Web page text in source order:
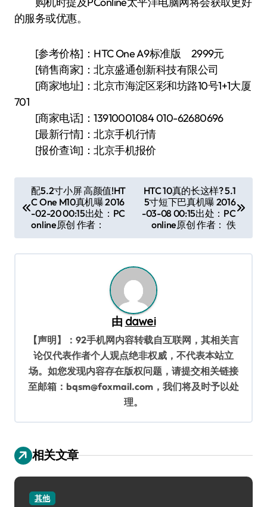
的服务或优惠。
[参考价格]：HTC One A9标准版 2999元
[销售商家]：北京盛通创新科技有限公司
[商家地址]：北京市海淀区彩和坊路10号1+1大厦
701
[商家电话]：13910001084 010-62680696
[最新行情]：北京手机行情
[报价查询]：北京手机报价
章
配5.2寸小屏 高颜值!HT
C One M10真机曝 2016
-02-20 00:15出处：PC
online原创 作者：
HTC 10真的长这样? 5.1
5寸短下巴真机曝 2016
-03-08 00:15出处：PC
online原创 作者： 佚
由 dawei
【声明】：92手机网内容转载自互联网，其相关言
论仅代表作者个人观点绝非权威，不代表本站立
场。如您发现内容存在版权问题，请提交相关链接
至邮箱：bqsm@foxmail.com，我们将及时予以处
理。
相关文章
其他